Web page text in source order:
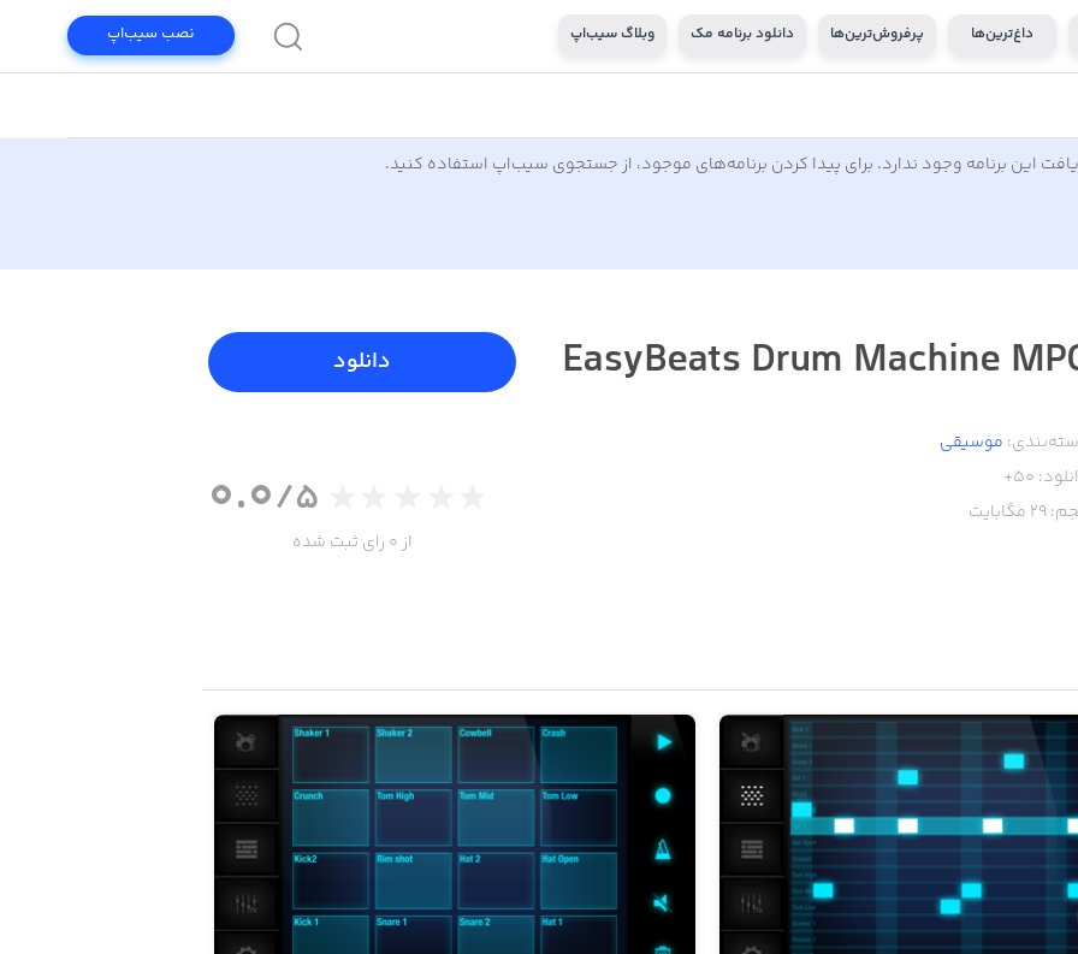
داغ‌ترین‌ها پرفروش‌ترین‌ها دانلود برنامه مک وبلاگ سیب‌اپ نصب سیب‌اپ
این برنامه وجود ندارد. برای پیدا کردن برنامه‌های موجود، از جستجوی سیب‌اپ استفاده کنید.
EasyBeats Drum Machine
موسیقی
50+
29 مگابایت
دانلود
0.0/5
از 0 رای ثبت شده